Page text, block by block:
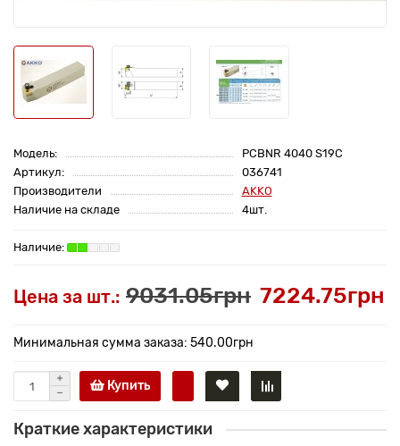
Модель:
PCBNR 4040 S19C
Артикул:
036741
Производители
AKKO
Наличие на складе
4шт.
Цена за шт.: 9031.05грн 7224.75грн
Минимальная сумма заказа: 540.00грн
Купить
Краткие характеристики